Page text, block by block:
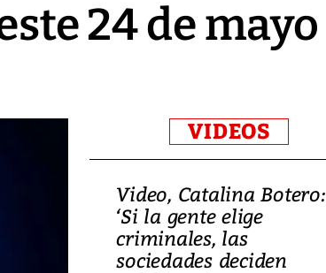
24 de mayo
VIDEOS
Video, Catalina Botero:
‘Si la gente elige
criminales, las
sociedades deciden